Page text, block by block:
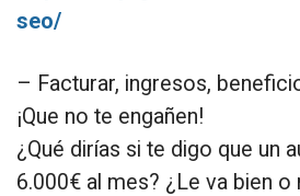
seo/
– Facturar, ingresos,
¡Que no te engañen!
¿Qué dirías si te digo que un
6.000€ al mes? ¿Le va bien o